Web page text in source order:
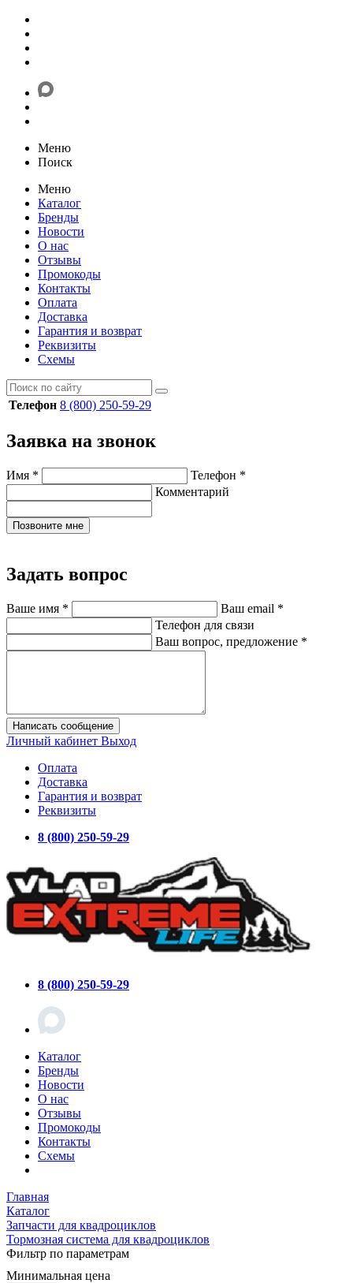
Меню
Поиск
Меню
Каталог
Бренды
Новости
О нас
Отзывы
Промокоды
Контакты
Оплата
Доставка
Гарантия и возврат
Реквизиты
Схемы
Телефон 8 (800) 250-59-29
Заявка на звонок
Имя * Телефон *
Комментарий
Позвоните мне
Задать вопрос
Ваше имя * Ваш email *
Телефон для связи
Ваш вопрос, предложение *
Написать сообщение
Личный кабинет Выход
Оплата
Доставка
Гарантия и возврат
Реквизиты
8 (800) 250-59-29
8 (800) 250-59-29
Каталог
Бренды
Новости
О нас
Отзывы
Промокоды
Контакты
Схемы
Главная
Каталог
Запчасти для квадроциклов
Тормозная система для квадроциклов
Фильтр по параметрам
Минимальная цена